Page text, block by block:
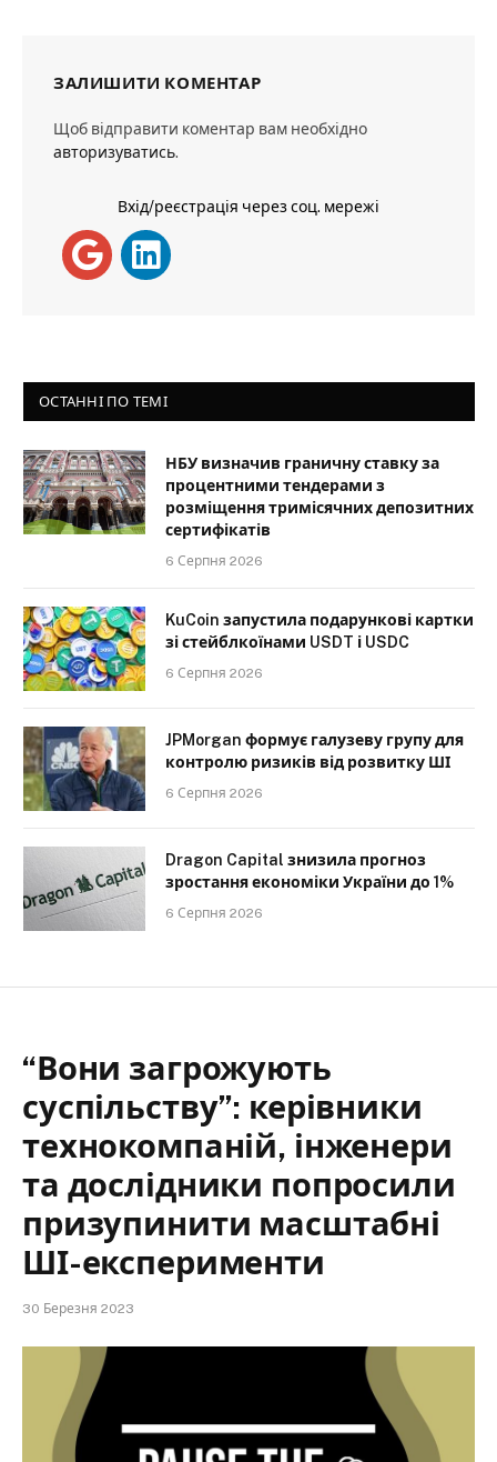
ЗАЛИШИТИ КОМЕНТАР
Щоб відправити коментар вам необхідно
авторизуватись.
Вхід/реєстрація через соц. мережі
ОСТАННІ ПО ТЕМІ
НБУ визначив граничну ставку за
процентними тендерами з
розміщення тримісячних депозитних
сертифікатів
6 Серпня 2026
KuCoin запустила подарункові картки
зі стейблкоїнами USDT і USDC
6 Серпня 2026
JPMorgan формує галузеву групу для
контролю ризиків від розвитку ШІ
6 Серпня 2026
Dragon Capital знизила прогноз
зростання економіки України до 1%
6 Серпня 2026
“Вони загрожують
суспільству”: керівники
технокомпаній, інженери
та дослідники попросили
призупинити масштабні
ШІ-експерименти
30 Березня 2023